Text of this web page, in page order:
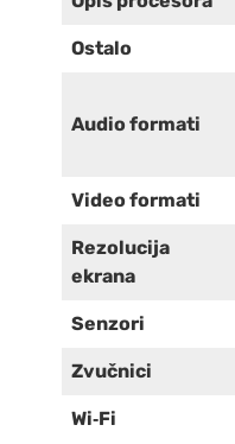
Ostalo
Audio formati
Video formati
Rezolucija
ekrana
Senzori
Zvučnici
Wi‑Fi